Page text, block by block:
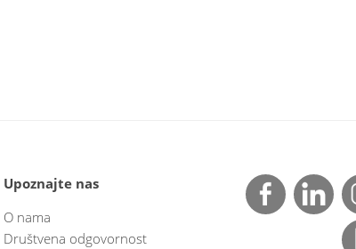
Upoznajte nas
O nama
Društvena odgovornost